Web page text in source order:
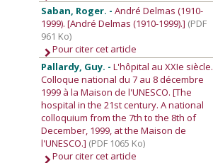
Saban, Roger. -André Delmas (1910-
1999). [André Delmas (1910-1999).] (PDF
961 Ko)
Pour citer cet article
Pallardy, Guy. -L'hôpital au XXIe siècle.
Colloque national du 7 au 8 décembre
1999 à la Maison de l'UNESCO. [The
hospital in the 21st century. A national
colloquium from the 7th to the 8th of
December, 1999, at the Maison de
l'UNESCO.] (PDF 1065 Ko)
Pour citer cet article